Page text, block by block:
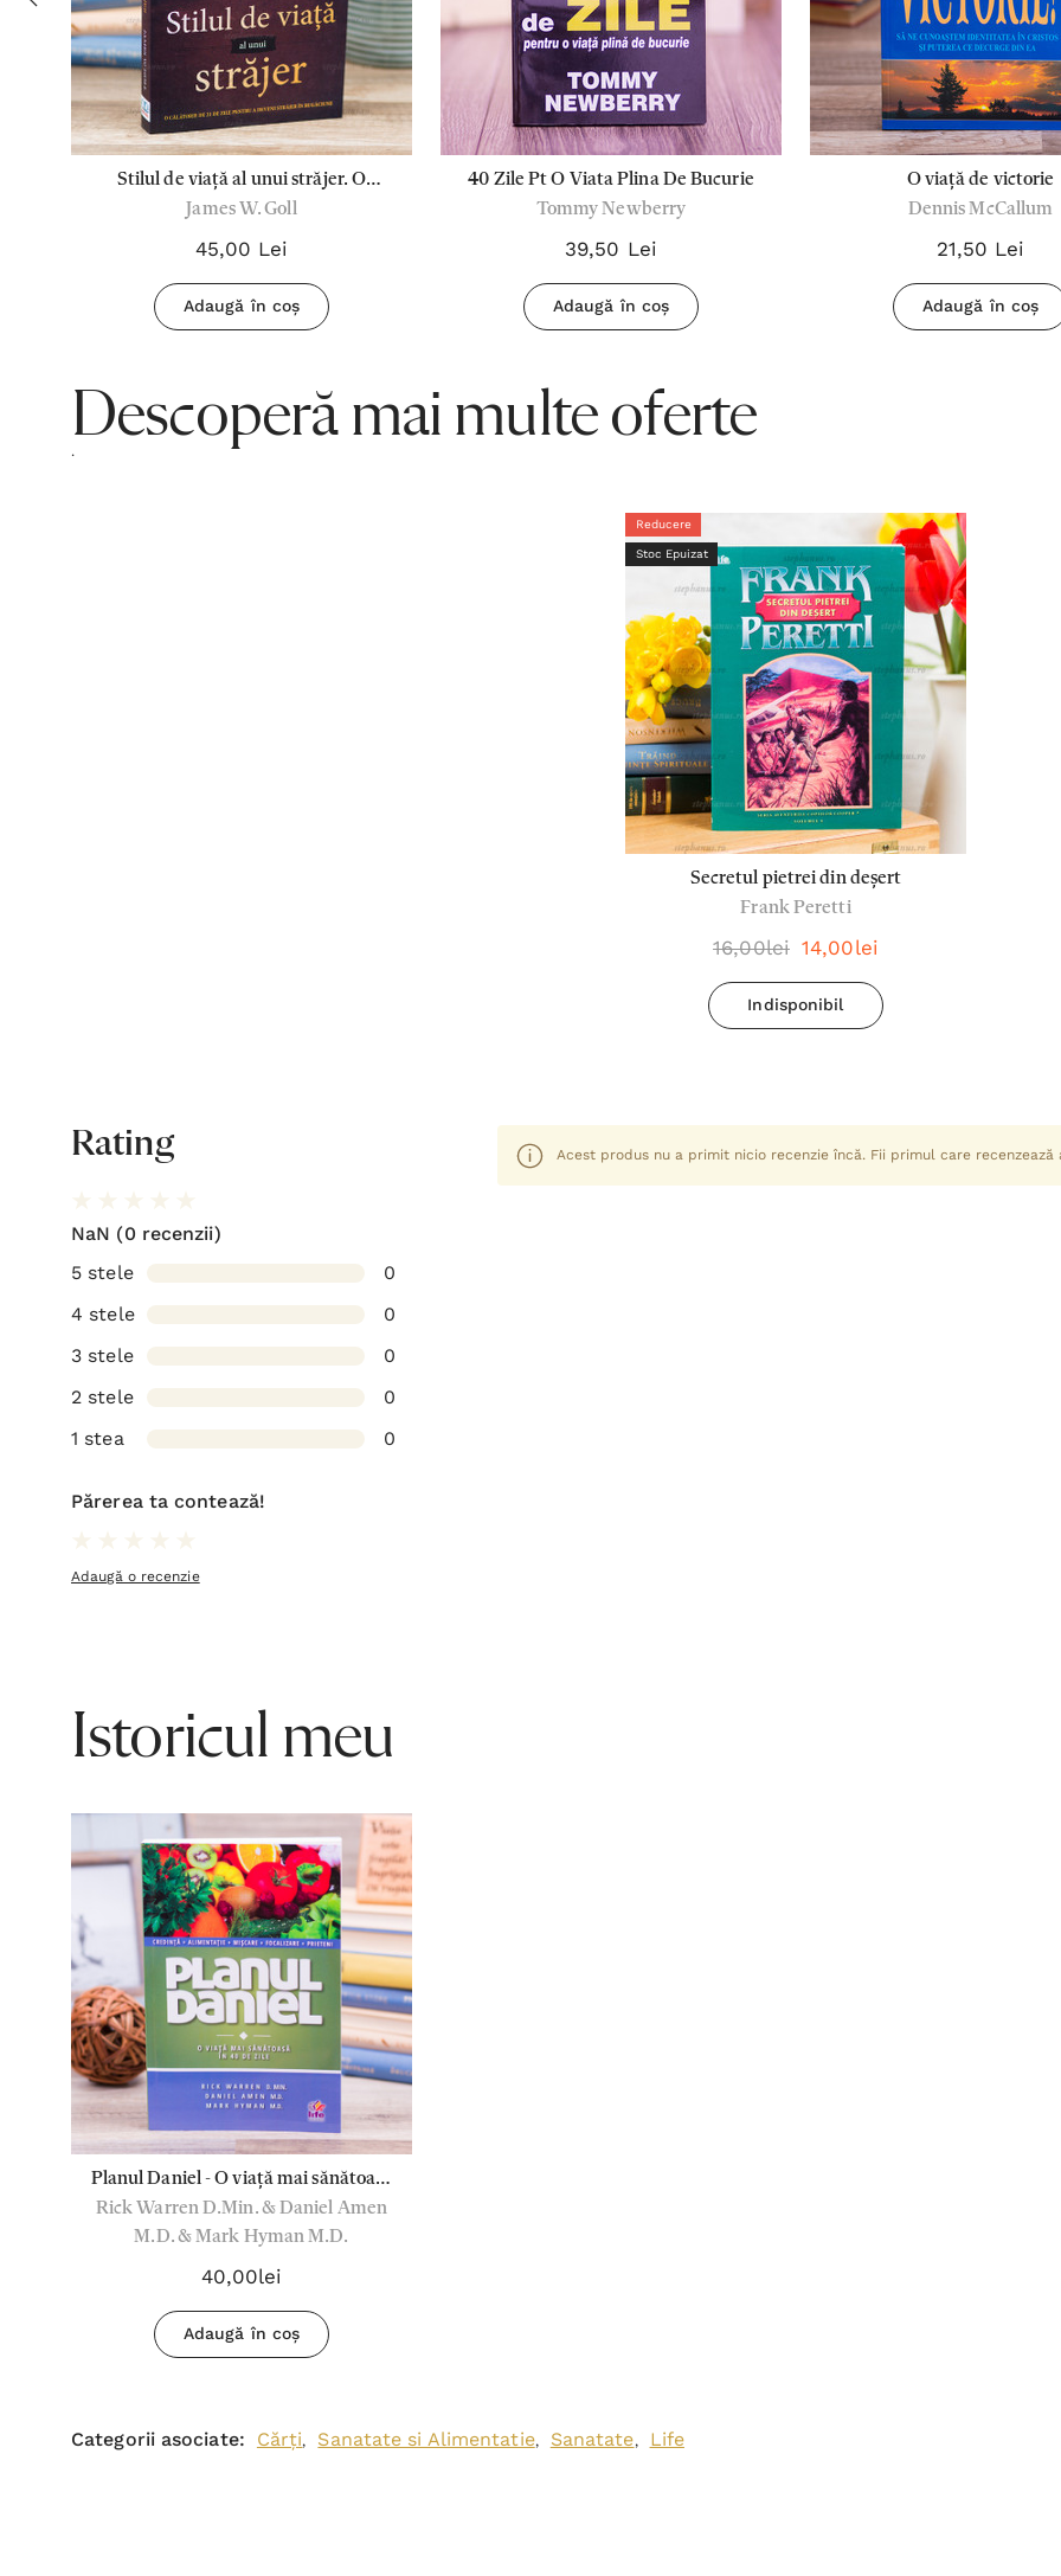
Stilul de viață al unui străjer. O
călătorie de 21 de zile pentru a deveni
străjer în rugăciune - James W. Goll
James W. Goll
45,00 Lei
Adaugă în coș
40 Zile Pt O Viata Plina De Bucurie
Tommy Newberry
39,50 Lei
Adaugă în coș
O viață de victorie
Dennis McCallum
21,50 Lei
Adaugă în coș
Descoperă mai multe oferte
.
Reducere
Stoc Epuizat
Secretul pietrei din deșert
Frank Peretti
16,00lei 14,00lei
Indisponibil
Rating
NaN (0 recenzii)
5 stele
0
4 stele
0
3 stele
0
2 stele
0
1 stea
0
Părerea ta contează!
Adaugă o recenzie
Acest produs nu a primit nicio recenzie încă. Fii primul care recenzează
Istoricul meu
Planul Daniel - O viață mai sănătoasă
în 40 de zile
Rick Warren D.Min. & Daniel Amen
M.D. & Mark Hyman M.D.
40,00lei
Adaugă în coș
Categorii asociate: Cărți, Sanatate si Alimentatie, Sanatate, Life